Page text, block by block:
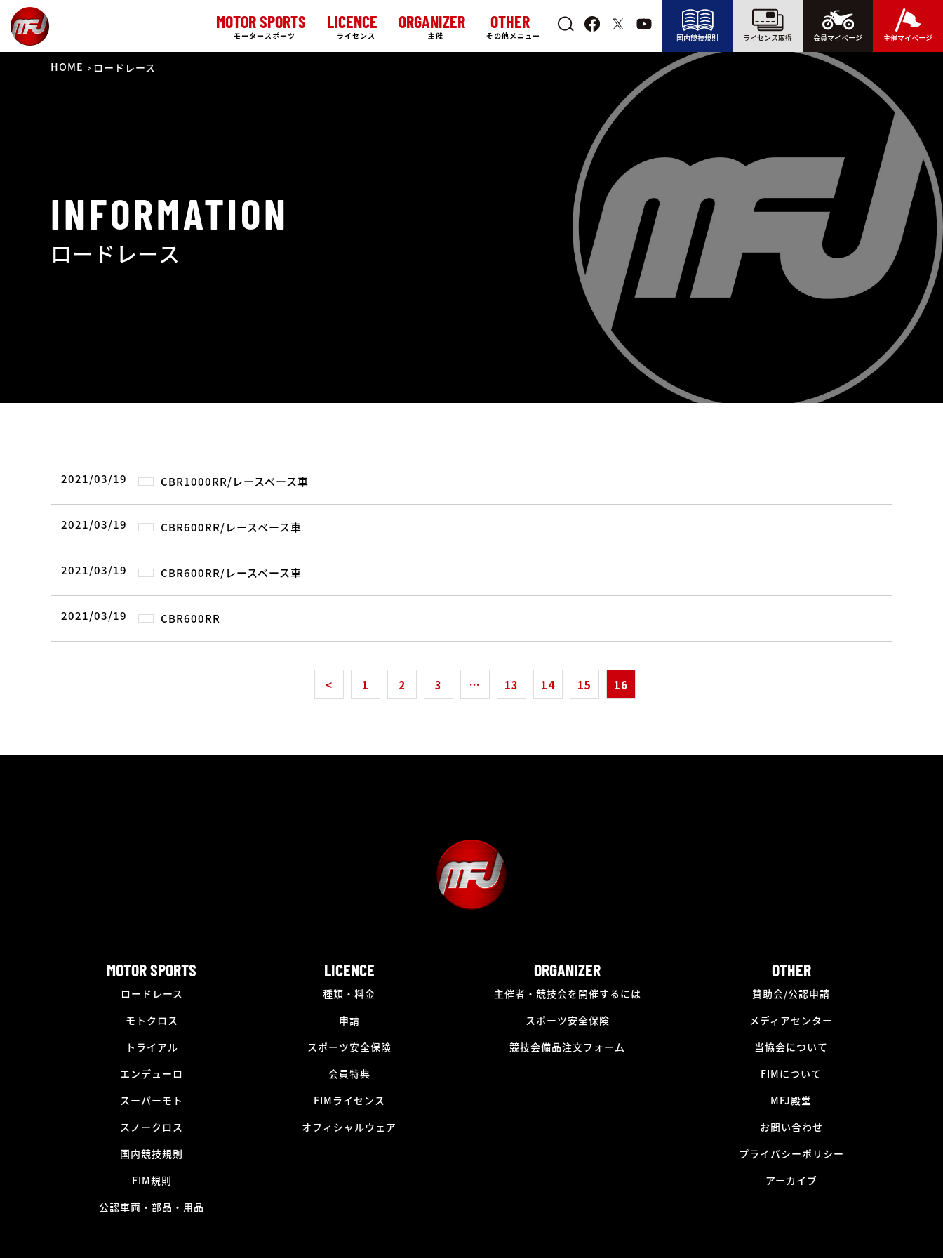
MOTOR SPORTS
モータースポーツ
LICENCE
ライセンス
ORGANIZER
主催
OTHER
その他メニュー 国内競技規則 ライセンス取得 会員マイページ 主催マイページ
HOME ロードレース
INFORMATION
ロードレース
2021/03/19 CBR1000RR/レースベース車
2021/03/19 CBR600RR/レースベース車
2021/03/19 CBR600RR/レースベース車
2021/03/19 CBR600RR
< 1 2 3 … 13 14 15 16
MOTOR SPORTS
ロードレース
モトクロス
トライアル
エンデューロ
スーパーモト
スノークロス
国内競技規則
FIM規則
公認車両・部品・用品
LICENCE
種類・料金
申請
スポーツ安全保険
会員特典
FIMライセンス
オフィシャルウェア
ORGANIZER
主催者・競技会を開催するには
スポーツ安全保険
競技会備品注文フォーム
OTHER
賛助会/公認申請
メディアセンター
当協会について
FIMについて
MFJ殿堂
お問い合わせ
プライバシーポリシー
アーカイブ